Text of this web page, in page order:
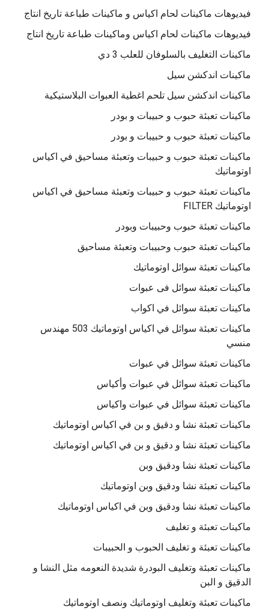
فيديوهات ماكينات لحام اكياس و ماكينات طباعة تاريخ انتاج
فيديوهات ماكينات لحام اكياس وماكينات طباعة تاريخ انتاج
ماكينات التغليف بالسلوفان للعلب 3 دي
ماكينات اندكشن سيل
ماكينات اندكشن سيل تلحم اغطية العبوات البلاستيكية
ماكينات تعبئة حبوب و حبيبات و بودر
ماكينات تعبئة حبوب و حبيبات و بودر
ماكينات تعبئة حبوب و حبيبات وتعبئة مساحيق في اكياس
اوتوماتيك
ماكينات تعبئة حبوب و حبيبات وتعبئة مساحيق في اكياس
اوتوماتيك FILTER
ماكينات تعبئة حبوب وحبيبات وبودر
ماكينات تعبئة حبوب وحبيبات وتعبئة مساحيق
ماكينات تعبئة سوائل اوتوماتيك
ماكينات تعبئة سوائل فى عبوات
ماكينات تعبئة سوائل في اكواب
ماكينات تعبئة سوائل في اكياس اوتوماتيك 503 مهندس
منسي
ماكينات تعبئة سوائل في عبوات
ماكينات تعبئة سوائل في عبوات وأكياس
ماكينات تعبئة سوائل في عبوات واكياس
ماكينات تعبئة نشا و دقيق و بن في اكياس اوتوماتيك
ماكينات تعبئة نشا و دقيق و بن في اكياس اوتوماتيك
ماكينات تعبئة نشا ودقيق وبن
ماكينات تعبئة نشا ودقيق وبن اوتوماتيك
ماكينات تعبئة نشا ودقيق وبن في اكياس اوتوماتيك
ماكينات تعبئة و تغليف
ماكينات تعبئة و تغليف الحبوب و الحبيبات
ماكينات تعبئة وتغليف البودرة شديدة النعومه مثل النشا و
الدقيق و البن
ماكينات تعبئة وتغليف اوتوماتيك ونصف اوتوماتيك